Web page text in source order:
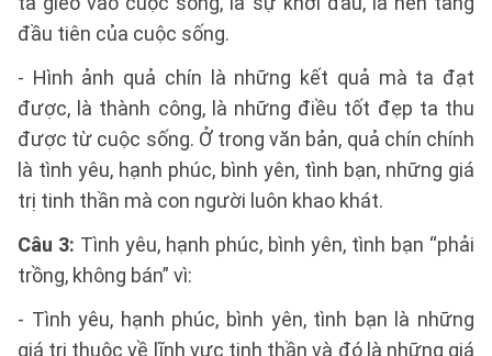
đầu tiên của cuộc sống.
- Hình ảnh quả chín là những kết quả mà ta đạt
được, là thành công, là những điều tốt đẹp ta thu
được từ cuộc sống. Ở trong văn bản, quả chín chính
là tình yêu, hạnh phúc, bình yên, tình bạn, những giá
trị tinh thần mà con người luôn khao khát.
Câu 3: Tình yêu, hạnh phúc, bình yên, tình bạn “phải
trồng, không bán” vì:
- Tình yêu, hạnh phúc, bình yên, tình bạn là những
giá trị thuộc về lĩnh vực tinh thần và đó là những giá